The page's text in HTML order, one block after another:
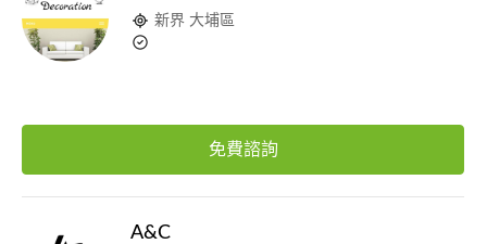
新界 大埔區
免費諮詢
A&C